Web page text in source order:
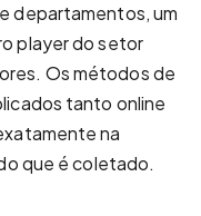
departamentos, um
player do setor
Os métodos de
tanto online
na
que é coletado.